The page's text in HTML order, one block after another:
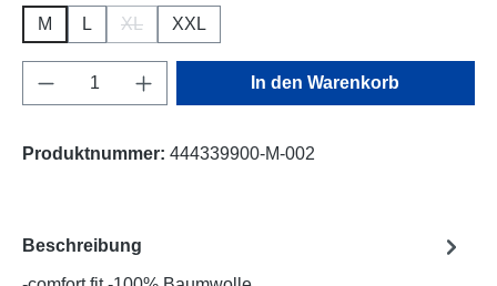
M L XL XXL
Produkt Anzahl: Gib den gewünschten
In den Warenkorb
Produktnummer: 444339900-M-002
Beschreibung